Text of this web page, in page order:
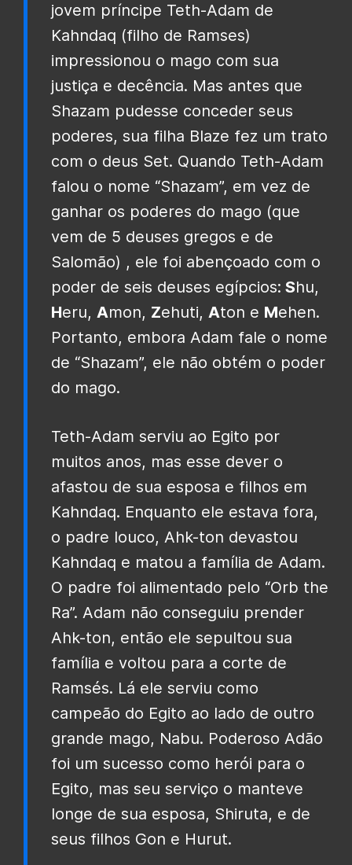
jovem príncipe Teth-Adam de
Kahndaq (filho de Ramses)
impressionou o mago com sua
justiça e decência. Mas antes que
Shazam pudesse conceder seus
poderes, sua filha Blaze fez um trato
com o deus Set. Quando Teth-Adam
falou o nome “Shazam”, em vez de
ganhar os poderes do mago (que
vem de 5 deuses gregos e de
Salomão) , ele foi abençoado com o
poder de seis deuses egípcios: Shu,
Heru, Amon, Zehuti, Aton e Mehen.
Portanto, embora Adam fale o nome
de “Shazam”, ele não obtém o poder
do mago.
Teth-Adam serviu ao Egito por
muitos anos, mas esse dever o
afastou de sua esposa e filhos em
Kahndaq. Enquanto ele estava fora,
o padre louco, Ahk-ton devastou
Kahndaq e matou a família de Adam.
O padre foi alimentado pelo “Orb the
Ra”. Adam não conseguiu prender
Ahk-ton, então ele sepultou sua
família e voltou para a corte de
Ramsés. Lá ele serviu como
campeão do Egito ao lado de outro
grande mago, Nabu. Poderoso Adão
foi um sucesso como herói para o
Egito, mas seu serviço o manteve
longe de sua esposa, Shiruta, e de
seus filhos Gon e Hurut.